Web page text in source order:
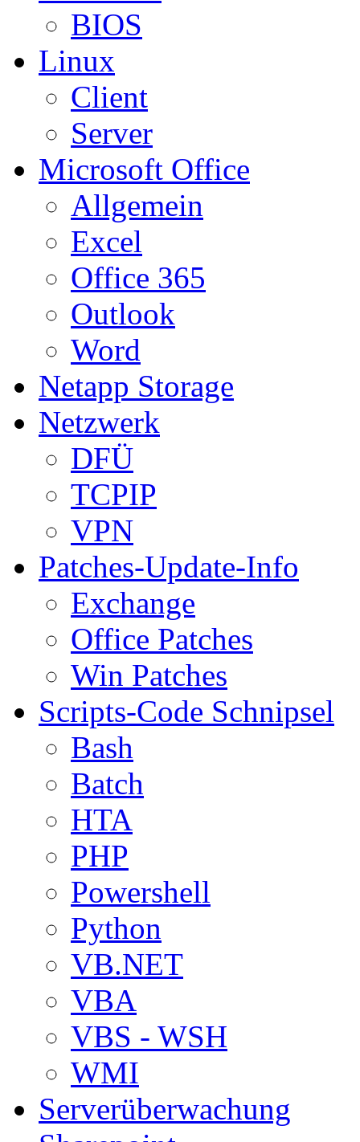
BIOS
Linux
Client
Server
Microsoft Office
Allgemein
Excel
Office 365
Outlook
Word
Netapp Storage
Netzwerk
DFÜ
TCPIP
VPN
Patches-Update-Info
Exchange
Office Patches
Win Patches
Scripts-Code Schnipsel
Bash
Batch
HTA
PHP
Powershell
Python
VB.NET
VBA
VBS - WSH
WMI
Serverüberwachung